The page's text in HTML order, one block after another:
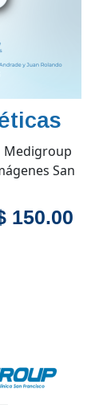
Medigroup
San
150.00